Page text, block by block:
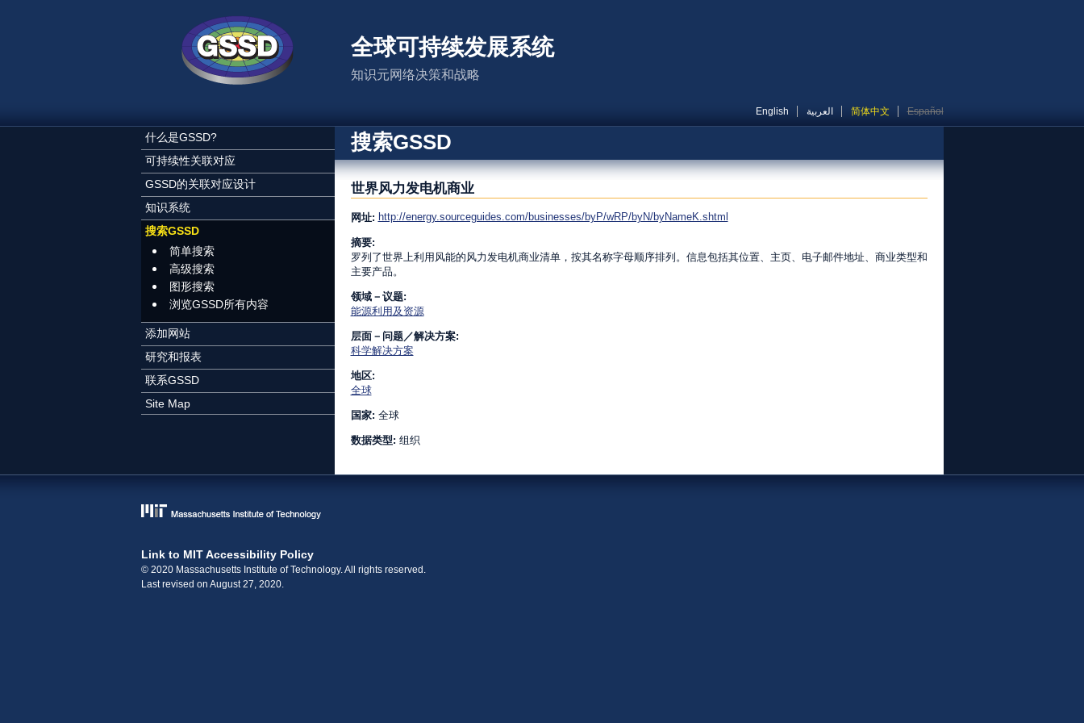
全球可持续发展系统
知识元网络决策和战略
English العربية 简体中文 Español
什么是GSSD?
可持续性关联对应
GSSD的关联对应设计
知识系统
搜索GSSD
简单搜索
高级搜索
图形搜索
浏览GSSD所有内容
添加网站
研究和报表
联系GSSD
Site Map
搜索GSSD
世界风力发电机商业
网址: http://energy.sourceguides.com/businesses/byP/wRP/byN/byNameK.shtml
摘要:
罗列了世界上利用风能的风力发电机商业清单，按其名称字母顺序排列。信息包括其位置、主页、电子邮件地址、商业类型和
主要产品。
领域－议题:
能源利用及资源
层面－问题／解决方案:
科学解决方案
地区:
全球
国家: 全球
数据类型: 组织
Link to MIT Accessibility Policy
© 2020 Massachusetts Institute of Technology. All rights reserved.
Last revised on August 27, 2020.